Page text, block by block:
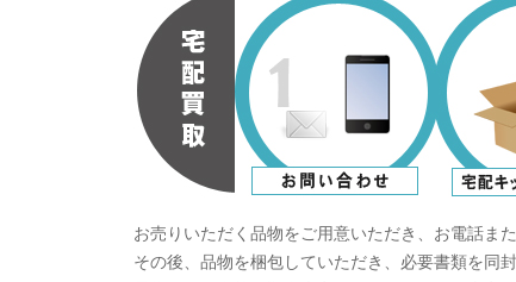
お売りいただく品物をご用意いただき、お電話ま
その後、品物を梱包していただき、必要書類を同